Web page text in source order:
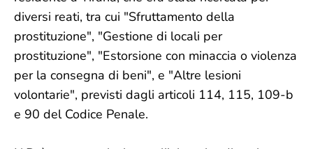
diversi reati, tra cui "Sfruttamento della
prostituzione", "Gestione di locali per
prostituzione", "Estorsione con minaccia o violenza
per la consegna di beni", e "Altre lesioni
volontarie", previsti dagli articoli 114, 115, 109-b
e 90 del Codice Penale.